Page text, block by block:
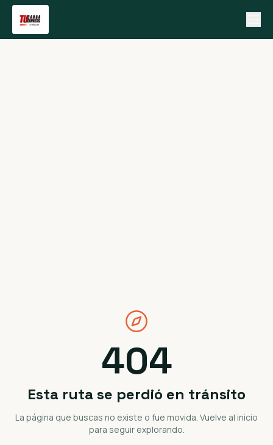
404
Esta ruta se perdió en tránsito
La página que buscas no existe o fue movida. Vuelve al inicio
para seguir explorando.